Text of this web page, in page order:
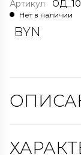
Артикул
Нет в наличии
BYN